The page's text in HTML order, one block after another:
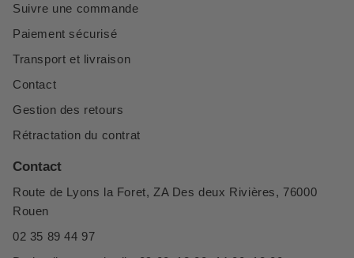
Suivre une commande
Paiement sécurisé
Transport et livraison
Contact
Gestion des retours
Rétractation du contrat
Contact
Route de Lyons la Foret, ZA Des deux Rivières, 76000
Rouen
02 35 89 44 97